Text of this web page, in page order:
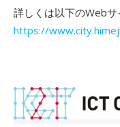
詳しくは以下のWebサ
https://